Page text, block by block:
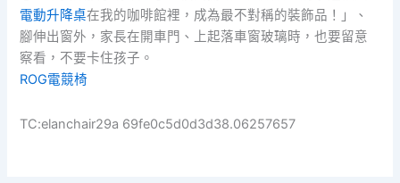
電動升降桌在我的咖啡館裡，成為最不對稱的裝飾品！」、
腳伸出窗外，家長在開車門、上起落車窗玻璃時，也要留意
察看，不要卡住孩子。
ROG電競椅
TC:elanchair29a 69fe0c5d0d3d38.06257657